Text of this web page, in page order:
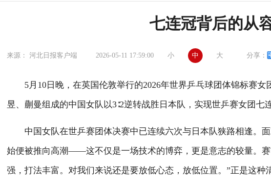
七连冠背后的从
来源： 河北日报客户端 2026-05-11 17:59:00 小 中 大 分享：
5月10日晚，在英国伦敦举行的2026年世界乒乓球团体锦标赛女
昱、蒯曼组成的中国女队以3∶2逆转战胜日本队，实现世乒赛女团七
中国女队在世乒赛团体决赛中已连续六次与日本队狭路相逢。
始便被推向高潮——这不仅是一场技术的博弈，更是意志的较量。
强，打法丰富。对我们来说还是要放低心态，放低位置。”正是这